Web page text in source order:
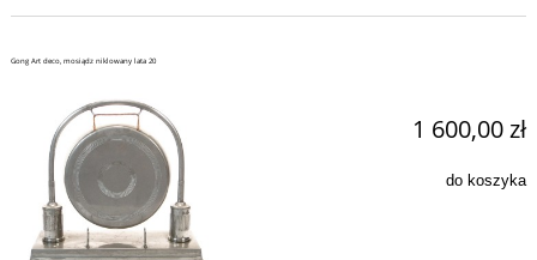
Gong Art deco, mosiądz niklowany lata 20
1 600,00 zł
do koszyka